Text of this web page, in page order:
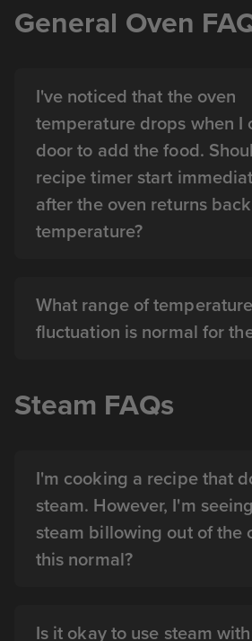
General Oven
I've noticed that the oven
temperature drops when I
door to add the food.
recipe timer start
after the oven returns
temperature?
What range of temperature
fluctuation is normal for
Steam FAQs
I'm cooking a recipe that
steam. However, I'm
steam billowing out of the
this normal?
Is it okay to use steam